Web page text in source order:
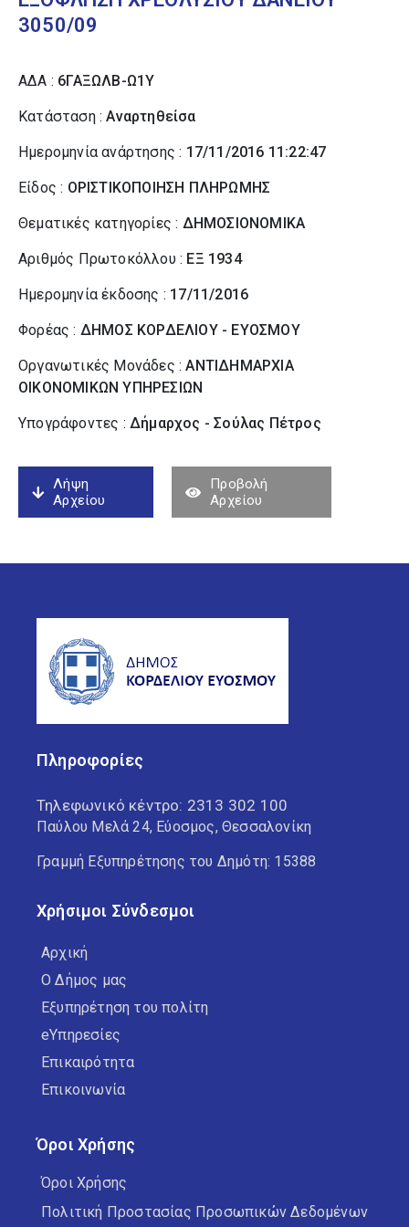
3050/09
ΑΔΑ : 6ΓΑΞΩΛΒ-Ω1Υ
Κατάσταση :Αναρτηθείσα
Ημερομηνία ανάρτησης : 17/11/2016 11:22:47
Είδος : ΟΡΙΣΤΙΚΟΠΟΙΗΣΗ ΠΛΗΡΩΜΗΣ
Θεματικές κατηγορίες : ΔΗΜΟΣΙΟΝΟΜΙΚΑ
Αριθμός Πρωτοκόλλου : ΕΞ 1934
Ημερομηνία έκδοσης : 17/11/2016
Φορέας : ΔΗΜΟΣ ΚΟΡΔΕΛΙΟΥ - ΕΥΟΣΜΟΥ
Οργανωτικές Μονάδες :ΑΝΤΙΔΗΜΑΡΧΙΑ
ΟΙΚΟΝΟΜΙΚΩΝ ΥΠΗΡΕΣΙΩΝ
Υπογράφοντες : Δήμαρχος - Σούλας Πέτρος
Λήψη
Αρχείου
Προβολή
Αρχείου
Πληροφορίες
Τηλεφωνικό κέντρο: 2313 302 100
Παύλου Μελά 24, Εύοσμος, Θεσσαλονίκη
Γραμμή Εξυπηρέτησης του Δημότη: 15388
Χρήσιμοι Σύνδεσμοι
Αρχική
Ο Δήμος μας
Εξυπηρέτηση του πολίτη
eΥπηρεσίες
Επικαιρότητα
Επικοινωνία
Όροι Χρήσης
Όροι Χρήσης
Πολιτική Προστασίας Προσωπικών Δεδομένων